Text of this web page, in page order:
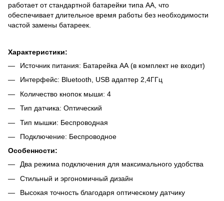
работает от стандартной батарейки типа АА, что
обеспечивает длительное время работы без необходимости
частой замены батареек.
Характеристики:
Источник питания: Батарейка АА (в комплект не входит)
Интерфейс: Bluetooth, USB адаптер 2,4ГГц
Количество кнопок мыши: 4
Тип датчика: Оптический
Тип мышки: Беспроводная
Подключение: Беспроводное
Особенности:
Два режима подключения для максимального удобства
Стильный и эргономичный дизайн
Высокая точность благодаря оптическому датчику